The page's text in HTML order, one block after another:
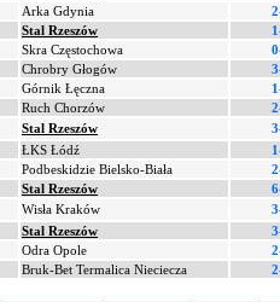
Arka Gdynia
Stal Rzeszów
Skra Częstochowa
Chrobry Głogów
Górnik Łęczna
Ruch Chorzów
Stal Rzeszów
ŁKS Łódź
Podbeskidzie Bielsko-Biała
Stal Rzeszów
Wisła Kraków
Stal Rzeszów
Odra Opole
Bruk-Bet Termalica Nieciecza